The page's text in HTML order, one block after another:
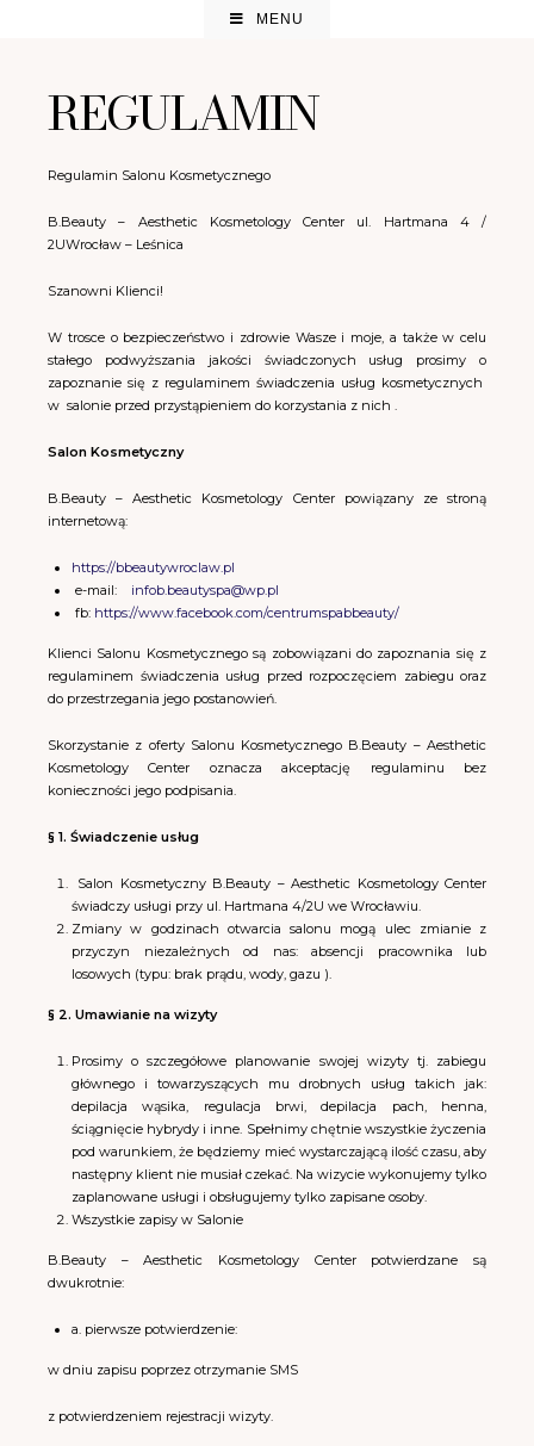
MENU
REGULAMIN
Regulamin Salonu Kosmetycznego
B.Beauty – Aesthetic Kosmetology Center ul. Hartmana 4 /
2UWrocław – Leśnica
Szanowni Klienci!
W trosce o bezpieczeństwo i zdrowie Wasze i moje, a także w celu
stałego podwyższania jakości świadczonych usług prosimy o
zapoznanie się z regulaminem świadczenia usług kosmetycznych
w salonie przed przystąpieniem do korzystania z nich .
Salon Kosmetyczny
B.Beauty – Aesthetic Kosmetology Center powiązany ze stroną
internetową:
https://bbeautywroclaw.pl
e-mail:
infob.beautyspa@wp.pl
fb: https://www.facebook.com/centrumspabbeauty/
Klienci Salonu Kosmetycznego są zobowiązani do zapoznania się z
regulaminem świadczenia usług przed rozpoczęciem zabiegu oraz
do przestrzegania jego postanowień.
Skorzystanie z oferty Salonu Kosmetycznego B.Beauty – Aesthetic
Kosmetology Center oznacza akceptację regulaminu bez
konieczności jego podpisania.
§ 1. Świadczenie usług
Salon Kosmetyczny B.Beauty – Aesthetic Kosmetology Center
świadczy usługi przy ul. Hartmana 4/2U we Wrocławiu.
Zmiany w godzinach otwarcia salonu mogą ulec zmianie z
przyczyn niezależnych od nas: absencji pracownika lub
losowych (typu: brak prądu, wody, gazu ).
§ 2. Umawianie na wizyty
Prosimy o szczegółowe planowanie swojej wizyty tj. zabiegu
głównego i towarzyszących mu drobnych usług takich jak:
depilacja wąsika, regulacja brwi, depilacja pach, henna,
ściągnięcie hybrydy i inne. Spełnimy chętnie wszystkie życzenia
pod warunkiem, że będziemy mieć wystarczającą ilość czasu, aby
następny klient nie musiał czekać. Na wizycie wykonujemy tylko
zaplanowane usługi i obsługujemy tylko zapisane osoby.
Wszystkie zapisy w Salonie
B.Beauty – Aesthetic Kosmetology Center potwierdzane są
dwukrotnie:
a. pierwsze potwierdzenie:
w dniu zapisu poprzez otrzymanie SMS
z potwierdzeniem rejestracji wizyty.